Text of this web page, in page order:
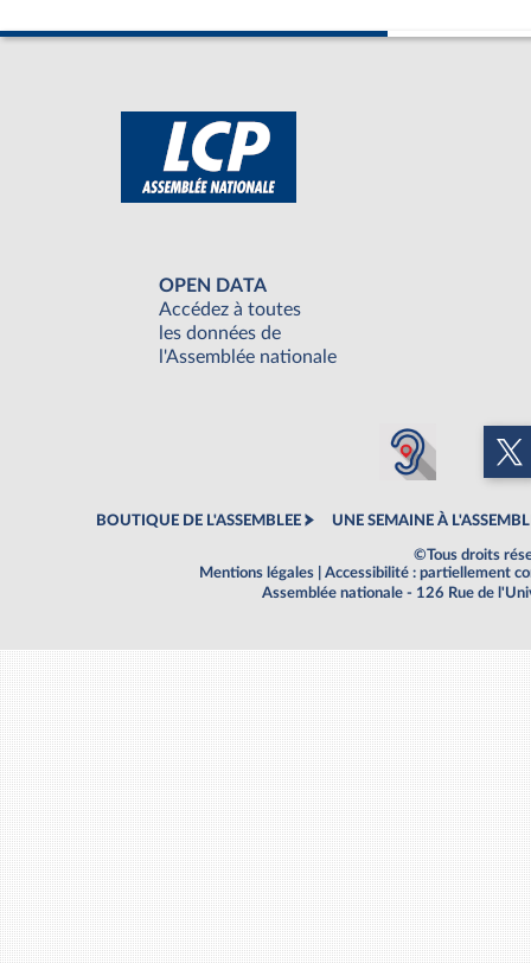
OPEN DATA
Accédez à toutes
les données de
l'Assemblée nationale
BOUTIQUE DE L'ASSEMBLEE UNE SEMAINE À
©Tous droits
Mentions légales
Accessibilité : partiellement
Assemblée nationale - 126 Rue de